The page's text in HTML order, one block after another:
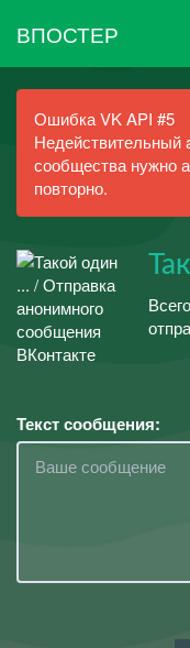
ВПОСТЕР
Ошибка VK API #5
Недействительный
сообщества нужно
повторно.
Текст сообщения: